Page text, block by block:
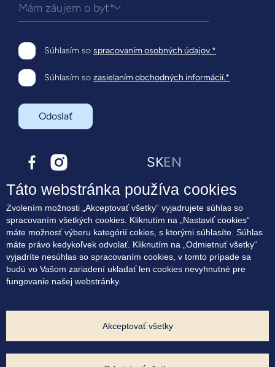
Mám záujem o byt*
Súhlasím so spracovaním osobných údajov.*
Súhlasím so zasielaním obchodných informácií.*
Odoslať
Bývanie
Terasové byty
Lokalita
Blog
Kontakt
Súhlas na marketingové oslovovanie
SKEN
Táto webstránka používa cookies
Zvolením možnosti „Akceptovať všetky“ vyjadrujete súhlas so
spracovaním všetkých cookies. Kliknutím na „Nastaviť cookies“
máte možnosť výberu kategórií cokies, s ktorými súhlasíte. Súhlas
máte právo kedykoľvek odvolať. Kliknutím na „Odmietnuť všetky“
vyjadríte nesúhlas so spracovaním cookies, v tomto prípade sa
budú vo Vašom zariadení ukladať len cookies nevyhnutné pre
fungovanie našej webstránky.
Akceptovať všetky